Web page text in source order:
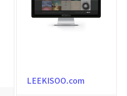
LEEKISOO.com